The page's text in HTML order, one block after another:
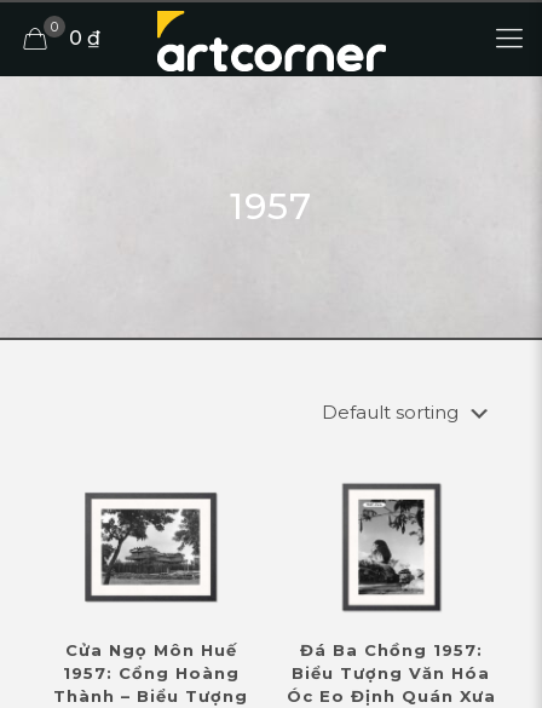
0 0 ₫
1957
Cửa Ngọ Môn Huế
1957: Cổng Hoàng
Thành – Biểu Tượng
Đá Ba Chồng 1957:
Biểu Tượng Văn Hóa
Óc Eo Định Quán Xưa